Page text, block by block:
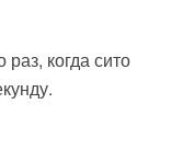
когда сито